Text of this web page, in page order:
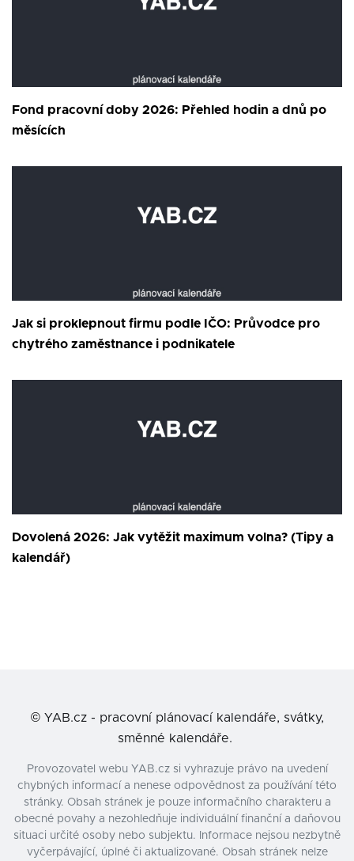
Fond pracovní doby 2026: Přehled hodin a dnů po
měsících
Jak si proklepnout firmu podle IČO: Průvodce pro
chytrého zaměstnance i podnikatele
Dovolená 2026: Jak vytěžit maximum volna? (Tipy a
kalendář)
© YAB.cz - pracovní plánovací kalendáře, svátky,
směnné kalendáře.
Provozovatel webu YAB.cz si vyhrazuje právo na uvedení
chybných informací a nenese odpovědnost za používání této
stránky. Obsah stránek je pouze informačního charakteru a
obecné povahy a nezohledňuje individuální finanční a daňovou
situaci určité osoby nebo subjektu. Informace nejsou nezbytně
vyčerpávající, úplné či aktualizované. Obsah stránek nelze